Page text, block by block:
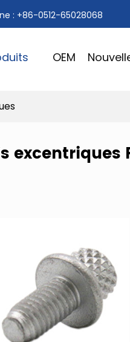
: +86-0512-65028068
OEM
excentriques